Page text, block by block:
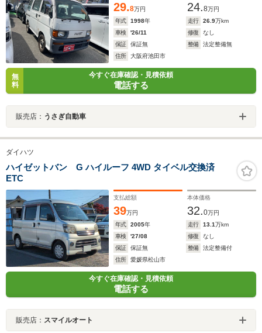
29.8万円 24.8万円
年式
1998年 走行 26.9万km
車検
'26/11 修復
なし
保証
保証無 整備
法定整備無
住所
大阪府池田市
無
料
今すぐ在庫確認・見積依頼
電話する
販売店： うさぎ自動車
ダイハツ
ハイゼットバン G ハイルーフ 4WD タイベル交換済
ETC
支払総額
39万円
本体価格
32.0万円
年式
2005年 走行 13.1万km
車検
'27/08 修復
なし
保証
保証無 整備
法定整備付
住所
愛媛県松山市
今すぐ在庫確認・見積依頼
電話する
販売店： スマイルオート